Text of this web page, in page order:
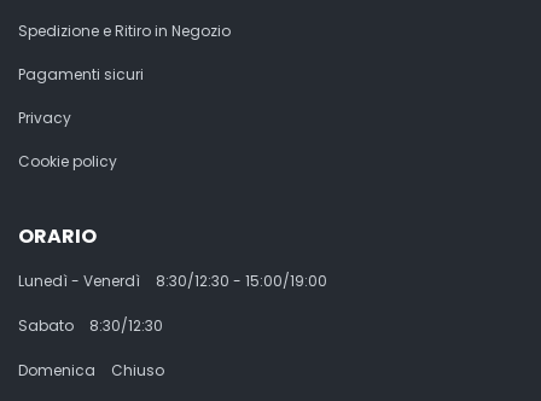
Spedizione e Ritiro in Negozio
Pagamenti sicuri
Privacy
Cookie policy
ORARIO
Lunedì - Venerdì 8:30/12:30 - 15:00/19:00
Sabato 8:30/12:30
Domenica Chiuso